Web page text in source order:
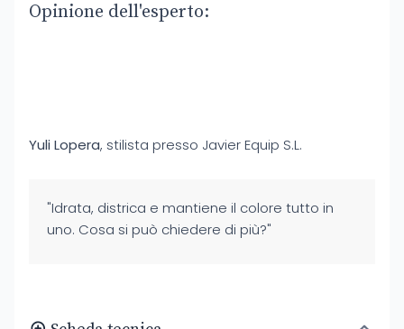
Opinione dell'esperto:
Yuli Lopera, stilista presso Javier Equip S.L.
"Idrata, districa e mantiene il colore tutto in
uno. Cosa si può chiedere di più?"